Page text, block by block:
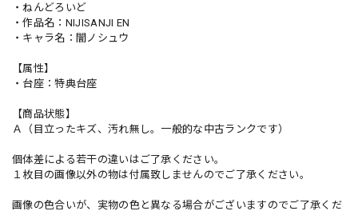
・ねんどろいど
・作品名：NIJISANJI EN
・キャラ名：闇ノシュウ
【属性】
・台座：特典台座
【商品状態】
Ａ（目立ったキズ、汚れ無し。一般的な中古ランクです）
個体差による若干の違いはご了承ください。
１枚目の画像以外の物は付属致しませんのでご了承ください。
画像の色合いが、実物の色と異なる場合がございますのでご了承くだ